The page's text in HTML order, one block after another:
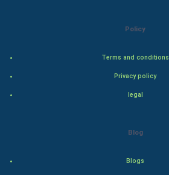
Policy
Terms and conditions
Privacy policy
legal
Blog
Blogs